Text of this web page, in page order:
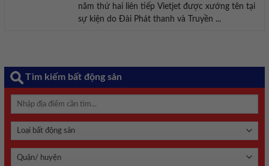
năm thứ hai liên tiếp Vietjet được xướng tên tại
sự kiện do Đài Phát thanh và Truyền ...
Tìm kiếm bất động sản